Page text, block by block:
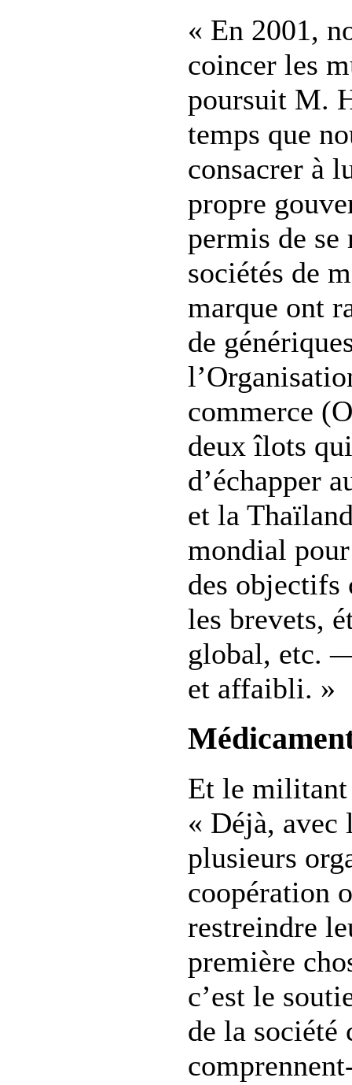
« En 2001,
coincer les
poursuit M.
temps que
consacrer à
propre
permis de se
sociétés de
marque ont
de
commerce
deux îlots
d’échapper
et la
mondial
des
les brevets,
global, etc.
et affaibli. »
Et le militant
« Déjà, avec
plusieurs
coopération
restreindre
première
c’est le
de la